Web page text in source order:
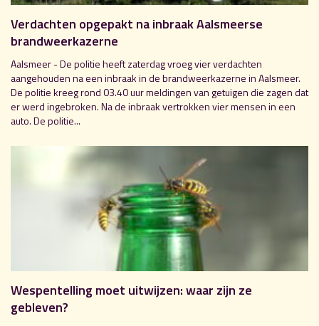
Verdachten opgepakt na inbraak Aalsmeerse
brandweerkazerne
Aalsmeer - De politie heeft zaterdag vroeg vier verdachten
aangehouden na een inbraak in de brandweerkazerne in Aalsmeer.
De politie kreeg rond 03.40 uur meldingen van getuigen die zagen dat
er werd ingebroken. Na de inbraak vertrokken vier mensen in een
auto. De politie...
Wespentelling moet uitwijzen: waar zijn ze
gebleven?